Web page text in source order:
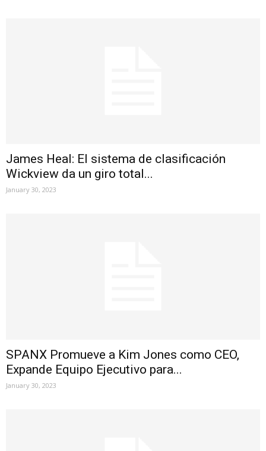
James Heal: El sistema de clasificación
Wickview da un giro total...
January 30, 2023
SPANX Promueve a Kim Jones como CEO,
Expande Equipo Ejecutivo para...
January 30, 2023